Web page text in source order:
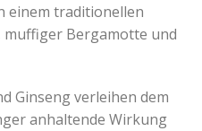
einem traditionellen
Bergamotte und
Ginseng verleihen dem
anhaltende Wirkung